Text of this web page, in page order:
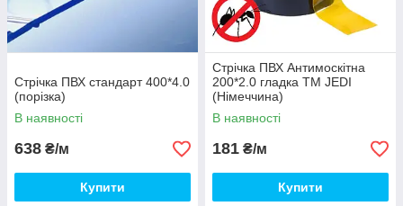
Стрічка ПВХ стандарт 400*4.0
(порізка)
В наявності
638 ₴/м
Купити
Стрічка ПВХ Антимоскітна
200*2.0 гладка TM JEDI
(Німеччина)
В наявності
181 ₴/м
Купити